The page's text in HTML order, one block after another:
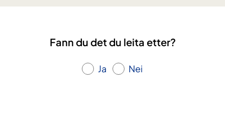
Fann du det du leita etter?
Ja Nei